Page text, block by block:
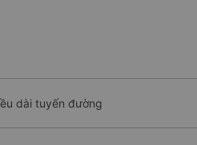
dài tuyến đường